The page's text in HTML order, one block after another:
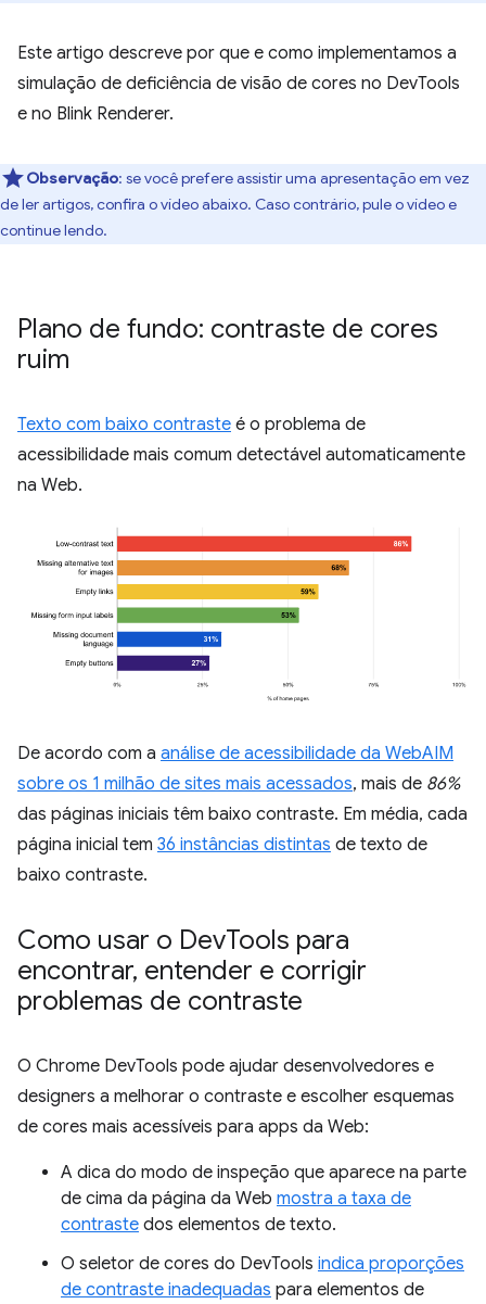
Este artigo descreve por que e como implementamos a
simulação de deficiência de visão de cores no DevTools
e no Blink Renderer.
Observação: se você prefere assistir uma apresentação em vez
de ler artigos, confira o vídeo abaixo. Caso contrário, pule o vídeo e
continue lendo.
Plano de fundo: contraste de cores
ruim
Texto com baixo contraste é o problema de
acessibilidade mais comum detectável automaticamente
na Web.
De acordo com a análise de acessibilidade da WebAIM
sobre os 1 milhão de sites mais acessados, mais de 86%
das páginas iniciais têm baixo contraste. Em média, cada
página inicial tem 36 instâncias distintas de texto de
baixo contraste.
Como usar o DevTools para
encontrar, entender e corrigir
problemas de contraste
O Chrome DevTools pode ajudar desenvolvedores e
designers a melhorar o contraste e escolher esquemas
de cores mais acessíveis para apps da Web:
A dica do modo de inspeção que aparece na parte
de cima da página da Web mostra a taxa de
contraste dos elementos de texto.
O seletor de cores do DevTools indica proporções
de contraste inadequadas para elementos de